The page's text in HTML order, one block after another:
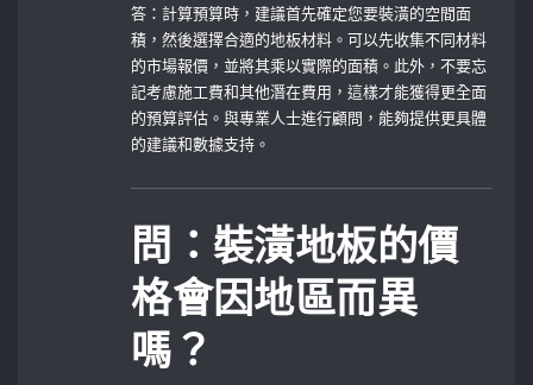
答：計算預算時，建議首先確定您要裝潢的空間面
積，然後選擇合適的地板材料。可以先收集不同材料
的市場報價，並將其乘以實際的面積。此外，不要忘
記考慮施工費和其他潛在費用，這樣才能獲得更全面
的預算評估。與專業人士進行顧問，能夠提供更具體
的建議和數據支持。
問：裝潢地板的價
格會因地區而異
嗎？